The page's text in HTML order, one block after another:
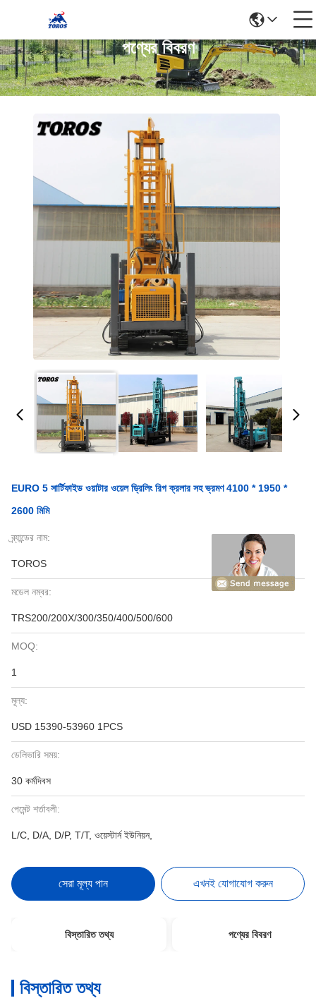
পণ্যের বিবরণ
EURO 5 সার্টিফাইড ওয়াটার ওয়েল ড্রিলিং রিগ ক্রলার সহ ভ্রমণ 4100 * 1950 *
2600 মিমি
ব্র্যান্ডের নাম:
TOROS
মডেল নম্বর:
TRS200/200X/300/350/400/500/600
MOQ:
1
মূল্য:
USD 15390-53960 1PCS
ডেলিভারি সময়:
30 কর্মদিবস
পেমেন্ট শর্তাবলী:
L/C, D/A, D/P, T/T, ওয়েস্টার্ন ইউনিয়ন,
সেরা মূল্য পান এখনই যোগাযোগ করুন
বিস্তারিত তথ্য পণ্যের বিবরণ
বিস্তারিত তথ্য